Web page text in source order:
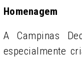
Homenagem
A Campinas
especialmente